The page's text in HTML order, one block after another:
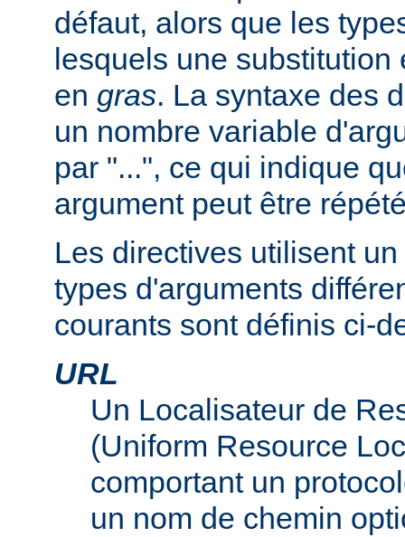
défaut, alors que les
lesquels une substitution
en gras. La syntaxe des
un nombre variable
par "...", ce qui indique
argument peut être
Les directives utilisent
types d'arguments
courants sont définis ci-
URL
Un Localisateur de
(Uniform Resource
comportant un
un nom de chemin